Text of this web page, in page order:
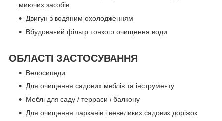
миючих засобів
Двигун з водяним охолодженням
Вбудований фільтр тонкого очищення води
ОБЛАСТІ ЗАСТОСУВАННЯ
Велосипеди
Для очищення садових меблів та інструменту
Меблі для саду / терраси / балкону
Для очищення парканів і невеликих садових доріжок